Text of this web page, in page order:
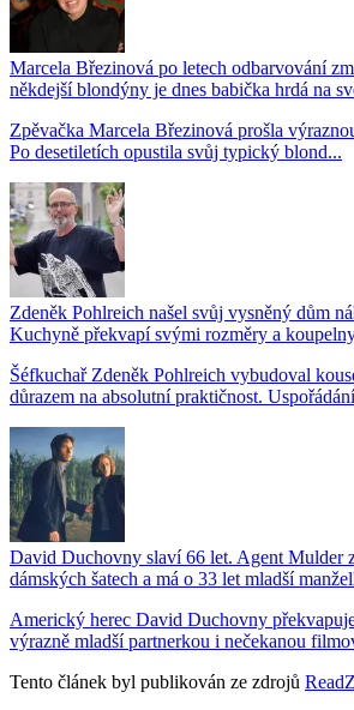
Marcela Březinová po letech odbarvování
někdejší blondýny je dnes babička hrdá na
Zpěvačka Marcela Březinová prošla
Po desetiletích opustila svůj typický blond...
Zdeněk Pohlreich našel svůj vysněný dům
Kuchyně překvapí svými rozměry a
Šéfkuchař Zdeněk Pohlreich vybudoval
důrazem na absolutní praktičnost.
David Duchovny slaví 66 let. Agent Mulder
dámských šatech a má o 33 let mladší
Americký herec David Duchovny
výrazně mladší partnerkou i nečekanou
Tento článek byl publikován ze zdrojů